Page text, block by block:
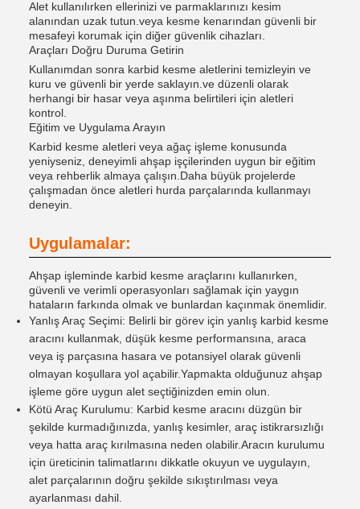
Alet kullanılırken ellerinizi ve parmaklarınızı kesim
alanından uzak tutun.veya kesme kenarından güvenli bir
mesafeyi korumak için diğer güvenlik cihazları.
Araçları Doğru Duruma Getirin
Kullanımdan sonra karbid kesme aletlerini temizleyin ve
kuru ve güvenli bir yerde saklayın.ve düzenli olarak
herhangi bir hasar veya aşınma belirtileri için aletleri
kontrol.
Eğitim ve Uygulama Arayın
Karbid kesme aletleri veya ağaç işleme konusunda
yeniyseniz, deneyimli ahşap işçilerinden uygun bir eğitim
veya rehberlik almaya çalışın.Daha büyük projelerde
çalışmadan önce aletleri hurda parçalarında kullanmayı
deneyin.
Uygulamalar:
Ahşap işleminde karbid kesme araçlarını kullanırken,
güvenli ve verimli operasyonları sağlamak için yaygın
hataların farkında olmak ve bunlardan kaçınmak önemlidir.
Yanlış Araç Seçimi: Belirli bir görev için yanlış karbid kesme
aracını kullanmak, düşük kesme performansına, araca
veya iş parçasına hasara ve potansiyel olarak güvenli
olmayan koşullara yol açabilir.Yapmakta olduğunuz ahşap
işleme göre uygun alet seçtiğinizden emin olun.
Kötü Araç Kurulumu: Karbid kesme aracını düzgün bir
şekilde kurmadığınızda, yanlış kesimler, araç istikrarsızlığı
veya hatta araç kırılmasına neden olabilir.Aracın kurulumu
için üreticinin talimatlarını dikkatle okuyun ve uygulayın,
alet parçalarının doğru şekilde sıkıştırılması veya
ayarlanması dahil.